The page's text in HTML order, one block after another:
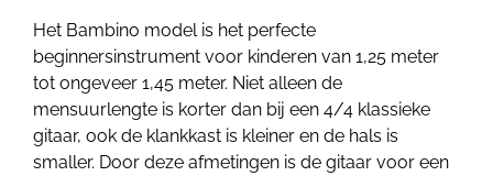
Het Bambino model is het perfecte
beginnersinstrument voor kinderen van 1,25 meter
tot ongeveer 1,45 meter. Niet alleen de
mensuurlengte is korter dan bij een 4/4 klassieke
gitaar, ook de klankkast is kleiner en de hals is
smaller. Door deze afmetingen is de gitaar voor een